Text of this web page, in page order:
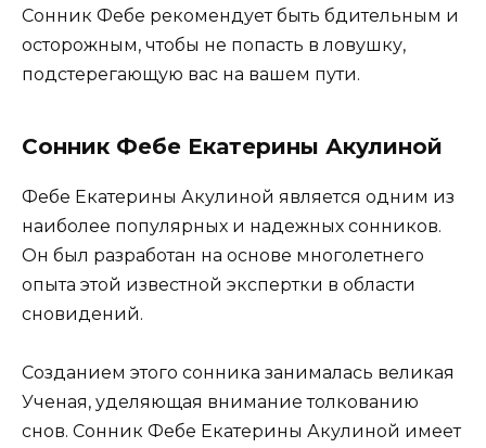
Сонник Фебе рекомендует быть бдительным и
осторожным, чтобы не попасть в ловушку,
подстерегающую вас на вашем пути.
Сонник Фебе Екатерины Акулиной
Фебе Екатерины Акулиной является одним из
наиболее популярных и надежных сонников.
Он был разработан на основе многолетнего
опыта этой известной экспертки в области
сновидений.
Созданием этого сонника занималась великая
Ученая, уделяющая внимание толкованию
снов. Сонник Фебе Екатерины Акулиной имеет